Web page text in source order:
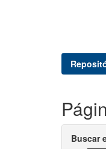
Buscar